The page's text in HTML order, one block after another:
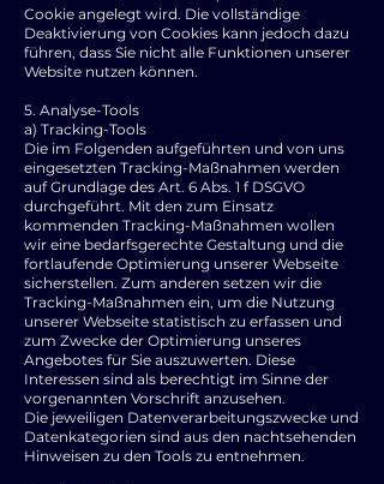
Cookie angelegt wird. Die vollständige
Deaktivierung von Cookies kann jedoch dazu
führen, dass Sie nicht alle Funktionen unserer
Website nutzen können.
5. Analyse-Tools
a) Tracking-Tools
Die im Folgenden aufgeführten und von uns
eingesetzten Tracking-Maßnahmen werden
auf Grundlage des Art. 6 Abs. 1 f DSGVO
durchgeführt. Mit den zum Einsatz
kommenden Tracking-Maßnahmen wollen
wir eine bedarfsgerechte Gestaltung und die
fortlaufende Optimierung unserer Webseite
sicherstellen. Zum anderen setzen wir die
Tracking-Maßnahmen ein, um die Nutzung
unserer Webseite statistisch zu erfassen und
zum Zwecke der Optimierung unseres
Angebotes für Sie auszuwerten. Diese
Interessen sind als berechtigt im Sinne der
vorgenannten Vorschrift anzusehen.
Die jeweiligen Datenverarbeitungszwecke und
Datenkategorien sind aus den nachtsehenden
Hinweisen zu den Tools zu entnehmen.